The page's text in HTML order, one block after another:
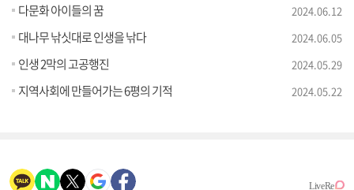
다문화 아이들의 꿈 2024.06.12
대나무 낚싯대로 인생을 낚다 2024.06.05
인생 2막의 고공행진 2024.05.29
지역사회에 만들어가는 6평의 기적 2024.05.22